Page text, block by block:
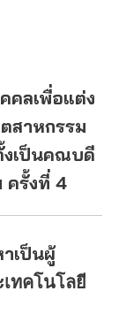
คลเพื่อแต่ง
สาหกรรม
งเป็นคณบดี
ครั้งที่ 4
เป็นผู้
เทคโนโลยี